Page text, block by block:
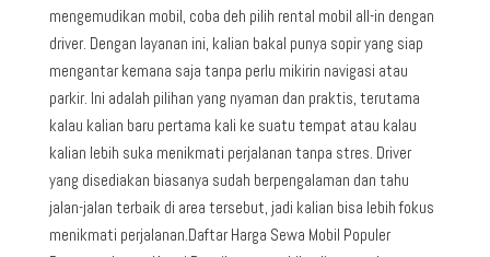
mengemudikan mobil, coba deh pilih rental mobil all-in dengan
driver. Dengan layanan ini, kalian bakal punya sopir yang siap
mengantar kemana saja tanpa perlu mikirin navigasi atau
parkir. Ini adalah pilihan yang nyaman dan praktis, terutama
kalau kalian baru pertama kali ke suatu tempat atau kalau
kalian lebih suka menikmati perjalanan tanpa stres. Driver
yang disediakan biasanya sudah berpengalaman dan tahu
jalan-jalan terbaik di area tersebut, jadi kalian bisa lebih fokus
menikmati perjalanan.Daftar Harga Sewa Mobil Populer